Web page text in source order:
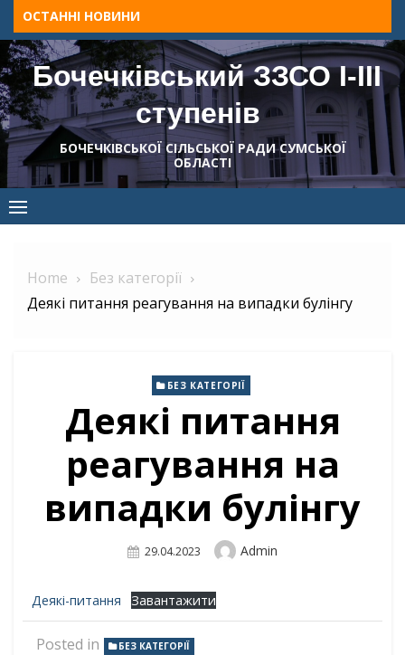
Skip
to
content
ОСТАННІ НОВИНИ
Бочечківський ЗЗСО І-ІІІ
ступенів
БОЧЕЧКІВСЬКОЇ СІЛЬСЬКОЇ РАДИ СУМСЬКОЇ
ОБЛАСТІ
Home
Без категорії
Деякі питання реагування на випадки булінгу
БЕЗ КАТЕГОРІЇ
Деякі питання
реагування на
випадки булінгу
Posted
29.04.2023 Author
Admin
Деякі-питання Завантажити
Posted in БЕЗ КАТЕГОРІЇ